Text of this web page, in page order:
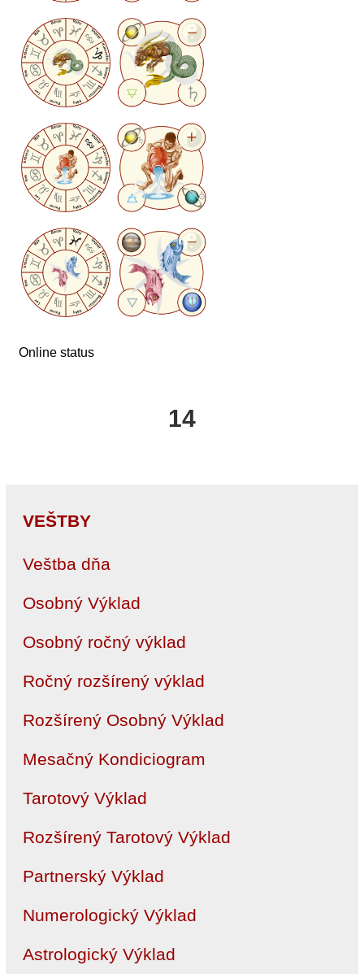
Online status
14
VEŠTBY
Veštba dňa
Osobný Výklad
Osobný ročný výklad
Ročný rozšírený výklad
Rozšírený Osobný Výklad
Mesačný Kondiciogram
Tarotový Výklad
Rozšírený Tarotový Výklad
Partnerský Výklad
Numerologický Výklad
Astrologický Výklad